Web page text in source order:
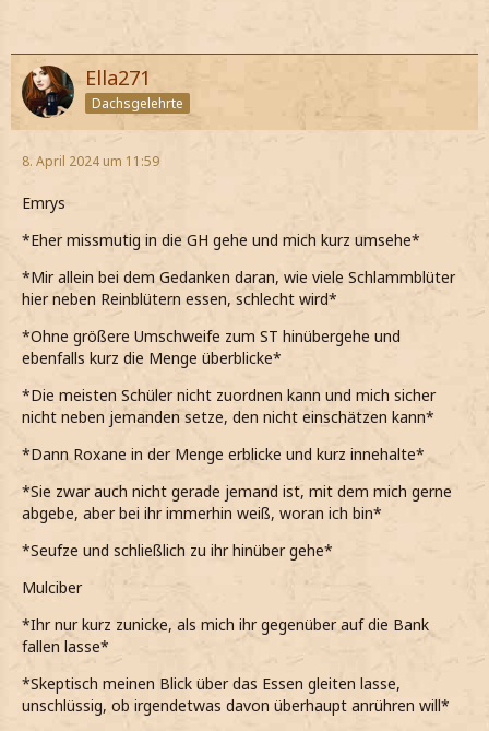
Ella271
Dachsgelehrte
8. April 2024 um 11:59
Emrys
*Eher missmutig in die GH gehe und mich kurz umsehe*
*Mir allein bei dem Gedanken daran, wie viele Schlammblüter
hier neben Reinblütern essen, schlecht wird*
*Ohne größere Umschweife zum ST hinübergehe und
ebenfalls kurz die Menge überblicke*
*Die meisten Schüler nicht zuordnen kann und mich sicher
nicht neben jemanden setze, den nicht einschätzen kann*
*Dann Roxane in der Menge erblicke und kurz innehalte*
*Sie zwar auch nicht gerade jemand ist, mit dem mich gerne
abgebe, aber bei ihr immerhin weiß, woran ich bin*
*Seufze und schließlich zu ihr hinüber gehe*
Mulciber
*Ihr nur kurz zunicke, als mich ihr gegenüber auf die Bank
fallen lasse*
*Skeptisch meinen Blick über das Essen gleiten lasse,
unschlüssig, ob irgendetwas davon überhaupt anrühren will*